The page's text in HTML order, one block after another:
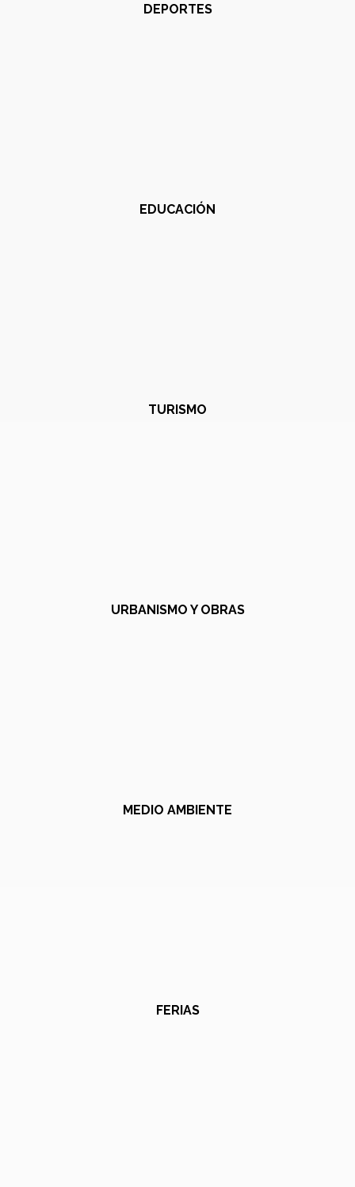
DEPORTES
EDUCACIÓN
TURISMO
URBANISMO Y OBRAS
MEDIO AMBIENTE
FERIAS